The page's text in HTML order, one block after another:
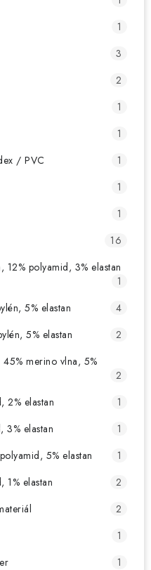
1
3
2
1
1
/ PVC
1
1
1
16
12% polyamid, 3% elastan
1
5% elastan
4
5% elastan
2
merino vlna, 5%
2
2% elastan
1
3% elastan
1
5% elastan
1
1% elastan
2
2
1
1